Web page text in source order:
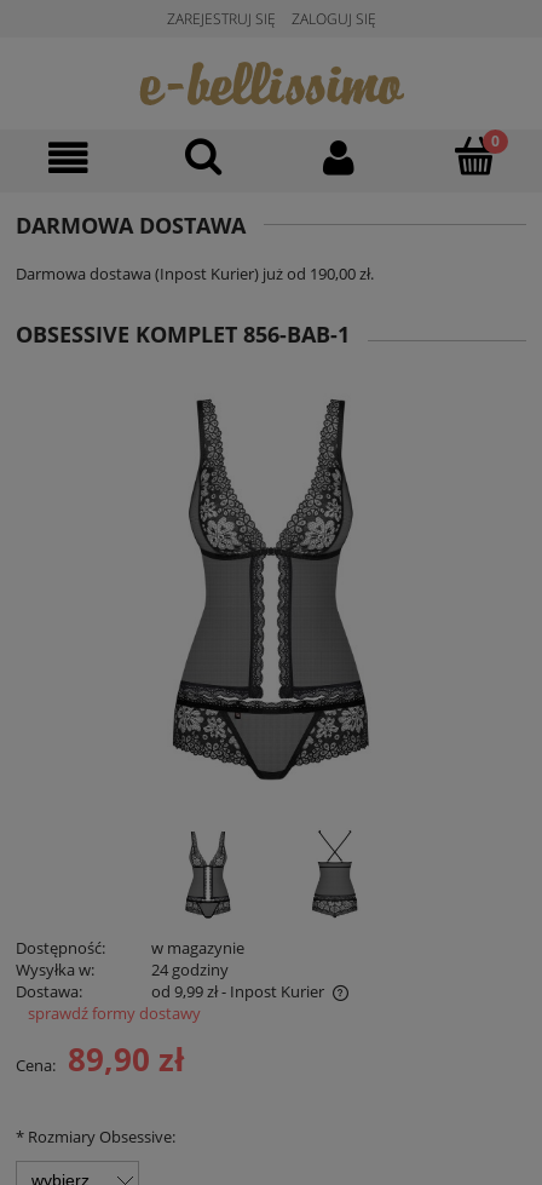
ZAREJESTRUJ SIĘ ZALOGUJ SIĘ
DARMOWA DOSTAWA
Darmowa dostawa (Inpost Kurier) już od 190,00 zł.
OBSESSIVE KOMPLET 856-BAB-1
Dostępność:
w magazynie
Wysyłka w:
24 godziny
Dostawa:
od 9,99 zł- Inpost Kurier
Cena zawiera koszty płatności online
sprawdź formy dostawy
Cena: 89,90 zł
* Rozmiary Obsessive: